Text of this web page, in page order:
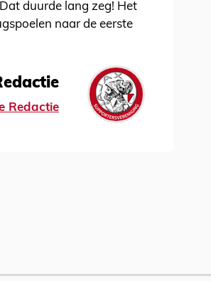
duurde lang zeg! Het
naar de eerste
Redactie